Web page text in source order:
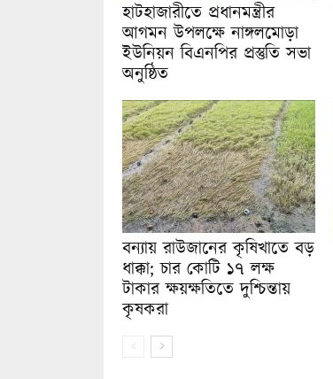
হাটহাজারীতে প্রধানমন্ত্রীর
আগমন উপলক্ষে নাঙ্গলমোড়া
ইউনিয়ন বিএনপির প্রস্তুতি সভা
অনুষ্ঠিত
বন্যায় রাউজানের কৃষিখাতে বড়
ধাক্কা; চার কোটি ১৭ লক্ষ
টাকার ক্ষয়ক্ষতিতে দুশ্চিন্তায়
কৃষকরা